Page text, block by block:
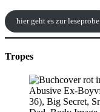
hier geht es zur leseprobe
Tropes